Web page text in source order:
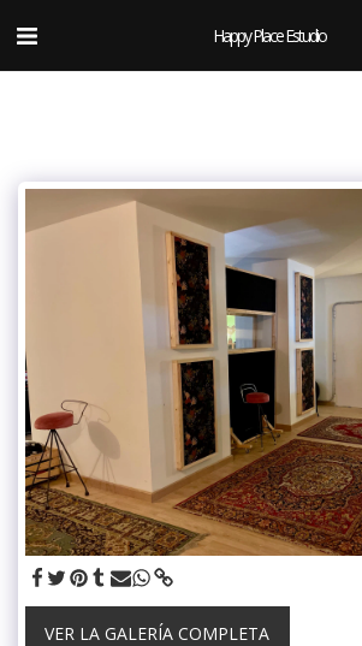
Happy Place Estudio.
VER LA GALERÍA COMPLETA